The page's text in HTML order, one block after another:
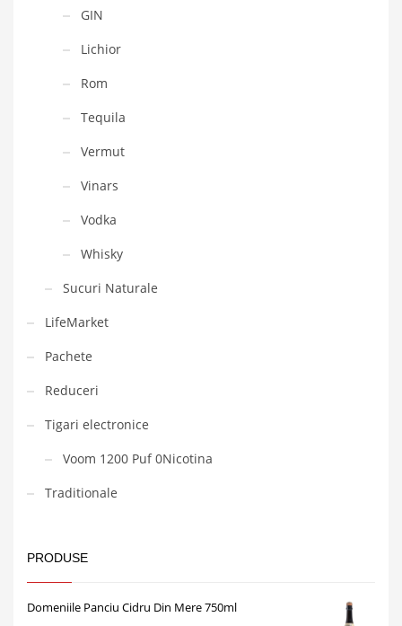
GIN
Lichior
Rom
Tequila
Vermut
Vinars
Vodka
Whisky
Sucuri Naturale
LifeMarket
Pachete
Reduceri
Tigari electronice
Voom 1200 Puf 0Nicotina
Traditionale
PRODUSE
Domeniile Panciu Cidru Din Mere 750ml